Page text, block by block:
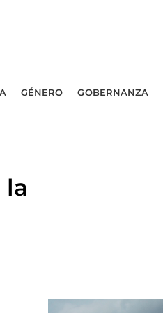
GÉNERO GOBERNANZA
la